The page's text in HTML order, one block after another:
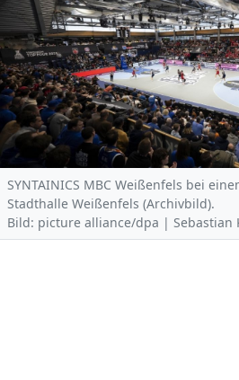
SYNTAINICS MBC Weißenfels bei
Stadthalle Weißenfels (Archivbild).
Bild: picture alliance/dpa | Sebastian